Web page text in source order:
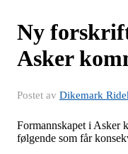
Ny
Asker
Postet av Dikemark
Formannskapet i Asker
følgende som får